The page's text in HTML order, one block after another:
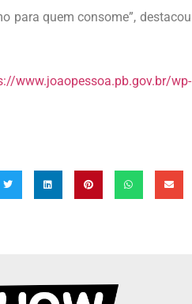
para quem consome”, destacou
www.joaopessoa.pb.gov.br/wp-